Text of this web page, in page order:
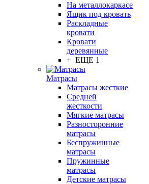
На металлокаркасе
Ящик под кровать
Раскладные
кровати
Кровати
деревянные
+ ЕЩЕ 1
Матрасы
Матрасы жесткие
Средней
жесткости
Мягкие матрасы
Разносторонние
матрасы
Беспружинные
матрасы
Пружинные
матрасы
Детские матрасы